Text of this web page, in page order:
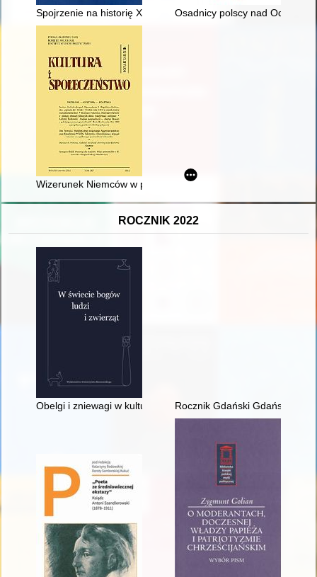
Spojrzenie na historię XIX-wiecznego teatru krakowskiego z
Osadnicy polscy nad Odrą po
Wizerunek Niemców w polskich obrazach filmowych okresu
ROCZNIK 2022
Obelgi i zniewagi w kulturze wczesnego średniowiecza (na
Rocznik Gdański Gdańskiego